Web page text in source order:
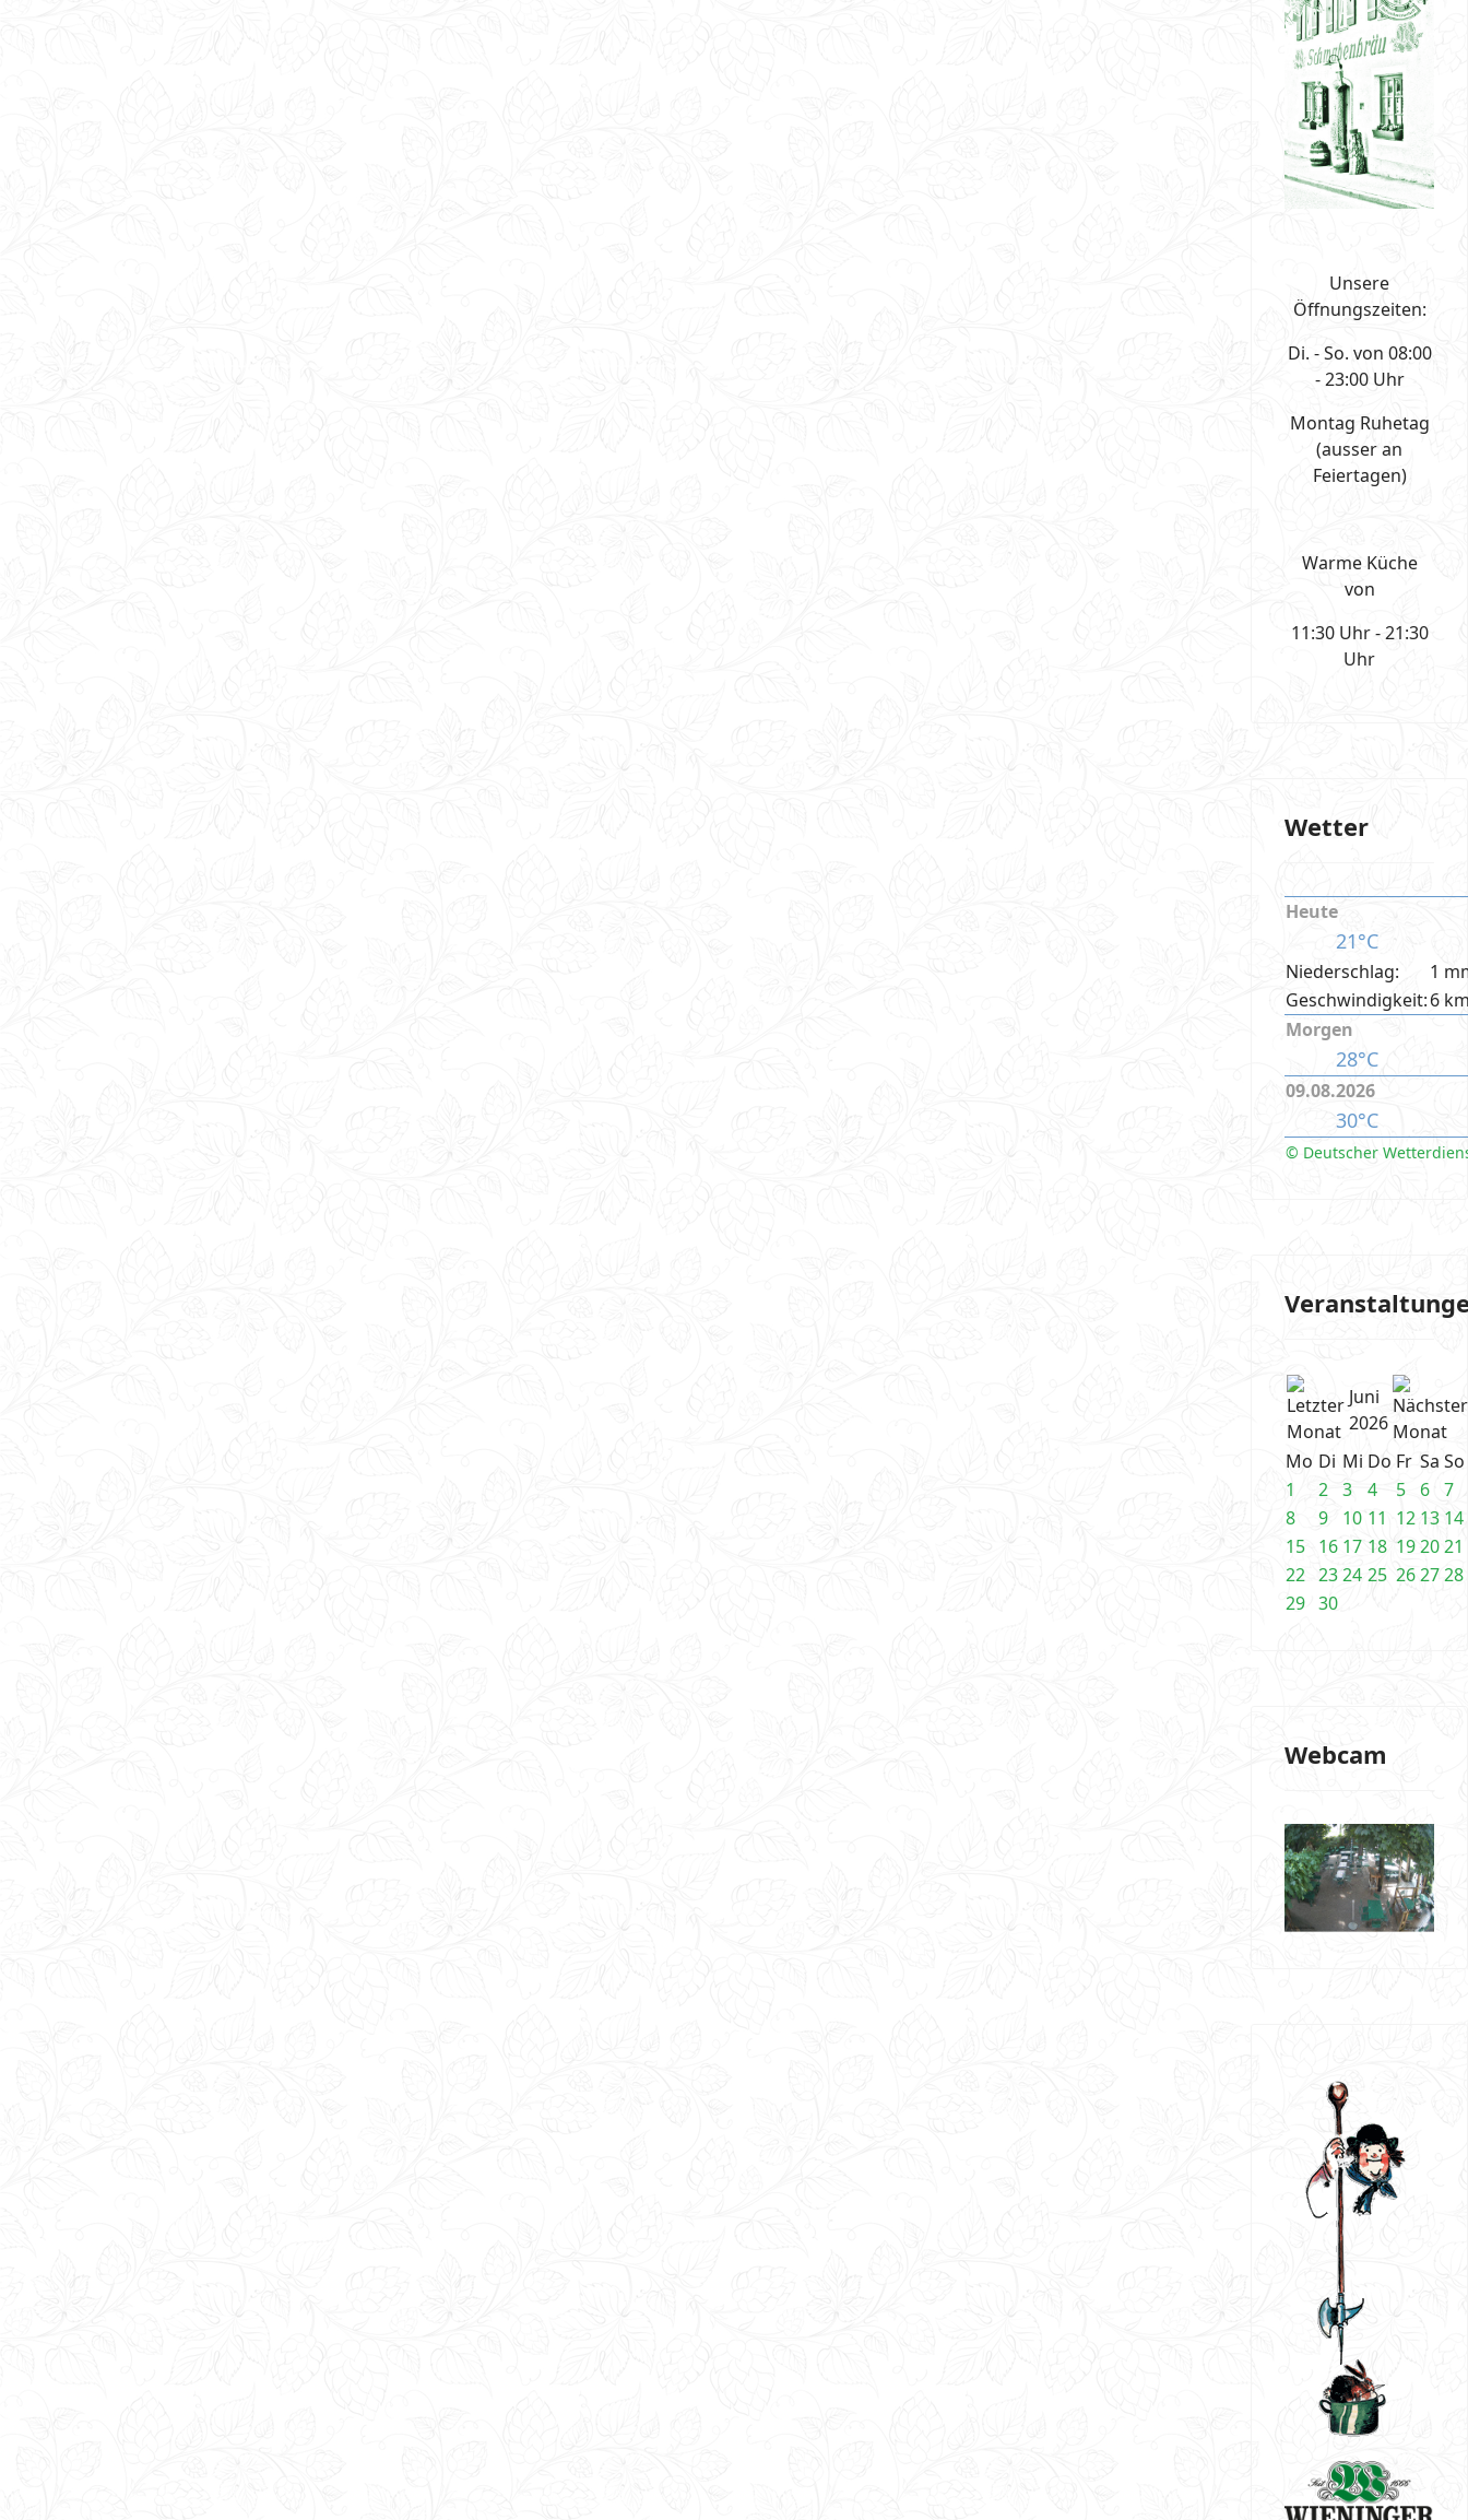
Unsere
Öffnungszeiten:
Di. - So. von 08:00
- 23:00 Uhr
Montag Ruhetag
(ausser an
Feiertagen)
Warme Küche
von
11:30 Uhr - 21:30
Uhr
Wetter
Heute
21°C
Niederschlag:
1
Geschwindigkeit:6
Morgen
28°C
09.08.2026
30°C
© Deutscher
Juni
2026
Mo Di Mi Do Fr Sa So
1
2 3 4 5 6 7
8
9 10 11 12 13 14
15 16 17 18 192021
22 2324 25 262728
29 30
Webcam